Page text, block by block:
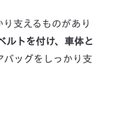
支えるものがあり
ルトを付け、車体と
バッグをしっかり支